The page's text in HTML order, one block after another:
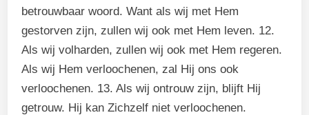
betrouwbaar woord. Want als wij met Hem
gestorven zijn, zullen wij ook met Hem leven. 12.
Als wij volharden, zullen wij ook met Hem regeren.
Als wij Hem verloochenen, zal Hij ons ook
verloochenen. 13. Als wij ontrouw zijn, blijft Hij
getrouw. Hij kan Zichzelf niet verloochenen.